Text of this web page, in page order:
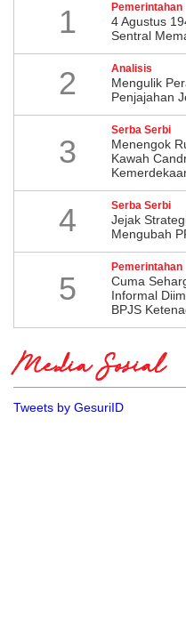
1 Pemerintahan
4 Agustus
Sentral
2 Analisis
Mengulik
Penjajahan
3
Serba Serbi
Menengok
Kawah
4 Serba Serbi
Jejak
Mengubah
5
Pemerintahan
Cuma
Informal
BPJS
Media Sosial
Tweets by GesuriID